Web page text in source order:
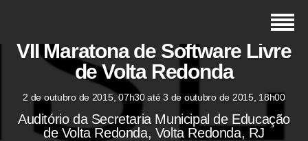
VII Maratona de Software Livre
de Volta Redonda
2 de outubro de 2015, 07h30 até 3 de outubro de 2015, 18h00
Auditório da Secretaria Municipal de Educação
de Volta Redonda, Volta Redonda, RJ